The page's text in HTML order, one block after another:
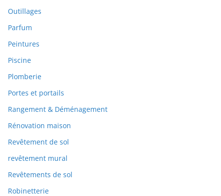
Outillages
Parfum
Peintures
Piscine
Plomberie
Portes et portails
Rangement & Déménagement
Rénovation maison
Revêtement de sol
revêtement mural
Revêtements de sol
Robinetterie